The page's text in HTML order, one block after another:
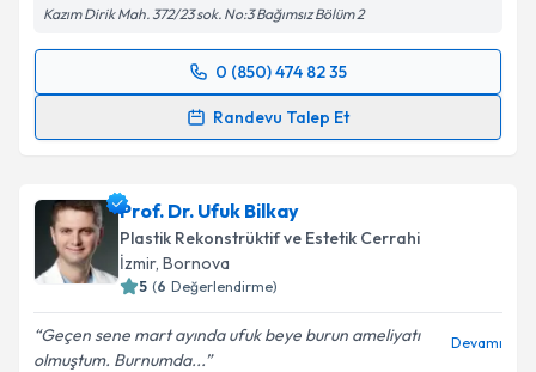
Kazım Dirik Mah. 372/23 sok. No:3 Bağımsız Bölüm 2
0 (850) 474 82 35
Randevu Talep Et
Randevu Takvimi Talebi
takvim hazırlandığında e-posta ile bilgilendireceğiz.
E-posta Adresiniz
Prof. Dr. Ufuk Bilkay
Plastik Rekonstrüktif ve Estetik Cerrahi
İzmir, Bornova
5 (6 Değerlendirme)
Geçen sene mart ayında ufuk beye burun ameliyatı
olmuştum. Burnumda...
Devamı